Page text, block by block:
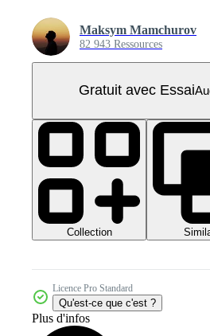
Maksym Mamchurov
82 943 Ressources
Gratuit avec Essai
Collection
Licence Pro Standard
Qu'est-ce que c'est ?
Plus d'infos